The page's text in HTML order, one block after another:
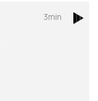
3min